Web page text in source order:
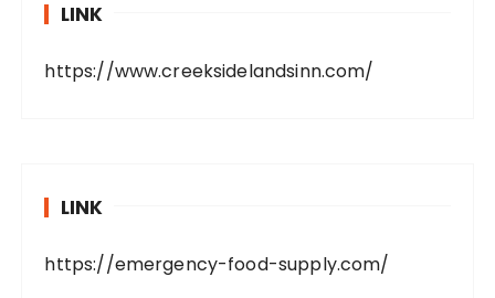
LINK
https://www.creeksidelandsinn.com/
LINK
https://emergency-food-supply.com/